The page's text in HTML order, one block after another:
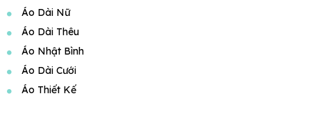
Áo Dài Nữ
Áo Dài Thêu
Áo Nhật Bình
Áo Dài Cưới
Áo Thiết Kế